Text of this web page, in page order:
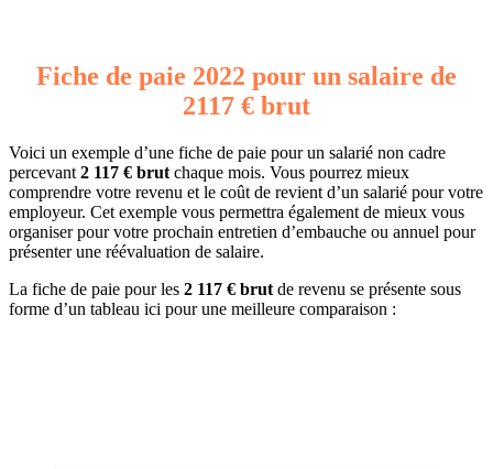
Fiche de paie 2022 pour un salaire de
2117 € brut
Voici un exemple d’une fiche de paie pour un salarié non cadre
percevant 2 117 € brut chaque mois. Vous pourrez mieux
comprendre votre revenu et le coût de revient d’un salarié pour votre
employeur. Cet exemple vous permettra également de mieux vous
organiser pour votre prochain entretien d’embauche ou annuel pour
présenter une réévaluation de salaire.
La fiche de paie pour les 2 117 € brut de revenu se présente sous
forme d’un tableau ici pour une meilleure comparaison :